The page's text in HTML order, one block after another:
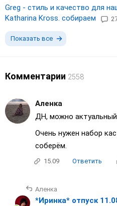
Greg - стиль и качество для
Katharina Kross. собираем
Показать все
Комментарии 2558
Аленка
ДН, можно актуальный
Очень нужен набор
соберём.
15.09 Ответить
Аленка
*Иринка* отпуск